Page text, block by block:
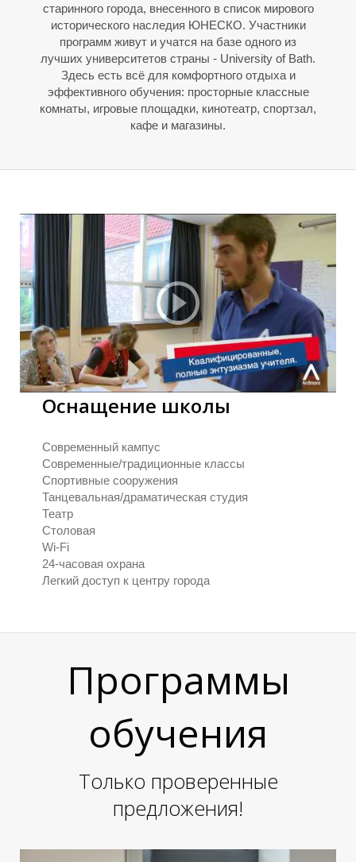
Л
Е
старинного города, внесенного в список мирового
исторического наследия ЮНЕСКО. Участники
программ живут и учатся на базе одного из
лучших университетов страны - University of Bath.
Здесь есть всё для комфортного отдыха и
эффективного обучения: просторные классные
комнаты, игровые площадки, кинотеатр, спортзал,
кафе и магазины.
Оснащение школы
Современный кампус
Современные/традиционные классы
Спортивные сооружения
Танцевальная/драматическая студия
Театр
Столовая
Wi-Fi
24-часовая охрана
Легкий доступ к центру города
Программы
обучения
Только проверенные
предложения!
Л
Е